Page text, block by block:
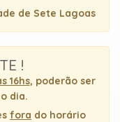
de Sete Lagoas
!
16hs, poderão ser
dia.
fora do horário